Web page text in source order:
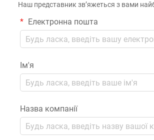
Наш представник зв’яжеться з вами
Електронна пошта
Ім'я
Назва компанії